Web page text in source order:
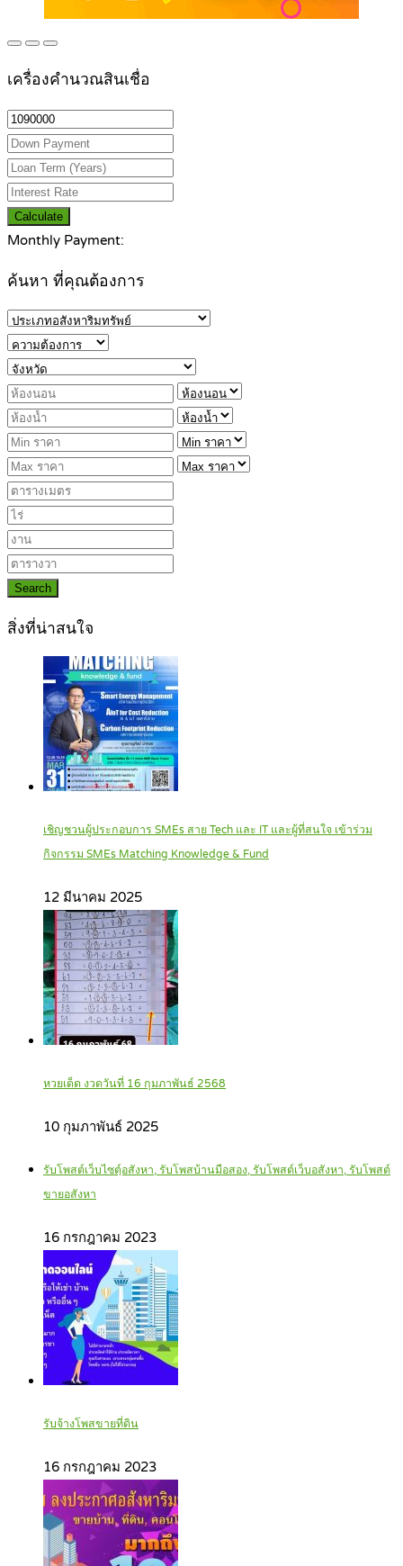
เครื่องคำนวณสินเชื่อ
Calculate
Monthly Payment:
ค้นหา ที่คุณต้องการ
Search
สิ่งที่น่าสนใจ
เชิญชวนผู้ประกอบการ SMEs สาย Tech และ IT และผู้ที่สนใจ เข้าร่วม
กิจกรรม SMEs Matching Knowledge & Fund
12 มีนาคม 2025
หวยเด็ด งวดวันที่ 16 กุมภาพันธ์ 2568
10 กุมภาพันธ์ 2025
รับโพสต์เว็บไซตฺ์อสังหา, รับโพสบ้านมือสอง, รับโพสต์เว็บอสังหา, รับโพสต์
ขายอสังหา
16 กรกฎาคม 2023
รับจ้างโพสขายที่ดิน
16 กรกฎาคม 2023